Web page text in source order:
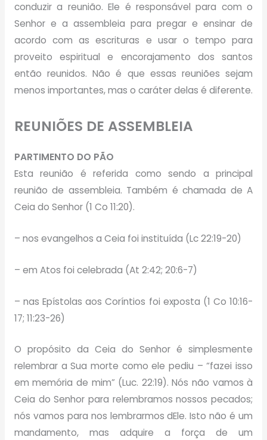
conduzir a reunião. Ele é responsável para com o
Senhor e a assembleia para pregar e ensinar de
acordo com as escrituras e usar o tempo para
proveito espiritual e encorajamento dos santos
então reunidos. Não é que essas reuniões sejam
menos importantes, mas o caráter delas é diferente.
REUNIÕES DE ASSEMBLEIA
PARTIMENTO DO PÃO
Esta reunião é referida como sendo a principal
reunião de assembleia. Também é chamada de A
Ceia do Senhor (1 Co 11:20).
– nos evangelhos a Ceia foi instituída (Lc 22:19-20)
– em Atos foi celebrada (At 2:42; 20:6-7)
– nas Epístolas aos Coríntios foi exposta (1 Co 10:16-
17; 11:23-26)
O propósito da Ceia do Senhor é simplesmente
relembrar a Sua morte como ele pediu – “fazei isso
em memória de mim” (Luc. 22:19). Nós não vamos à
Ceia do Senhor para relembramos nossos pecados;
nós vamos para nos lembrarmos dEle. Isto não é um
mandamento, mas adquire a força de um